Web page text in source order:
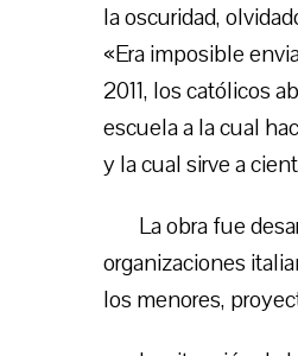
la oscuridad,
«Era imposible
2011, los católicos
escuela a la cual
y la cual sirve a
La obra fue
organizaciones
los menores,